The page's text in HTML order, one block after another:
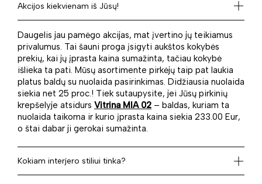
Akcijos kiekvienam iš Jūsų!
Daugelis jau pamėgo akcijas, mat įvertino jų teikiamus
privalumus. Tai šauni proga įsigyti aukštos kokybės
prekių, kai jų įprasta kaina sumažinta, tačiau kokybė
išlieka ta pati. Mūsų asortimente pirkėjų taip pat laukia
platus baldų su nuolaida pasirinkimas. Didžiausia nuolaida
siekia net 25 proc.! Tiek sutaupysite, jei Jūsų pirkinių
krepšelyje atsidurs Vitrina MIA 02 – baldas, kuriam ta
nuolaida taikoma ir kurio įprasta kaina siekia 233.00 Eur,
o štai dabar ji gerokai sumažinta.
Kokiam interjero stiliui tinka?